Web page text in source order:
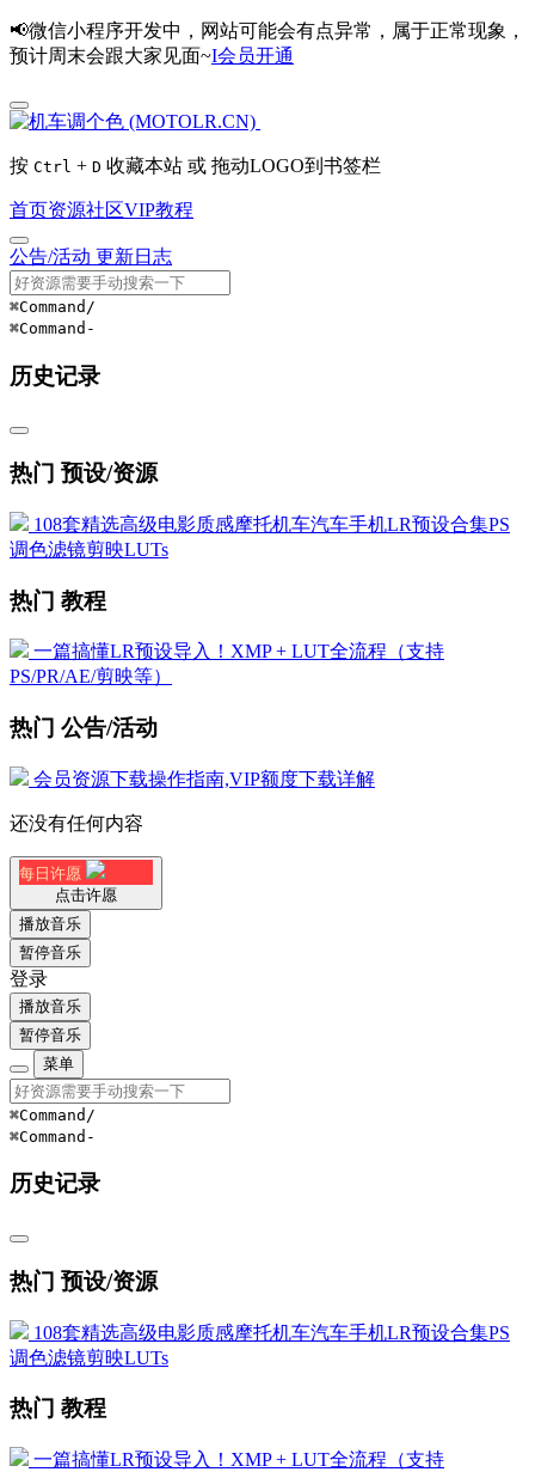
📢微信小程序开发中，网站可能会有点异常，属于正常现象，
预计周末会跟大家见面~I会员开通
按 Ctrl + D 收藏本站 或 拖动LOGO到书签栏
首页资源社区VIP教程
公告/活动 更新日志
⌘Command /
⌘Command -
历史记录
热门 预设/资源
108套精选高级电影质感摩托机车汽车手机LR预设合集PS
调色滤镜剪映LUTs
热门 教程
一篇搞懂LR预设导入！XMP + LUT全流程（支持
PS/PR/AE/剪映等）
热门 公告/活动
会员资源下载操作指南,VIP额度下载详解
还没有任何内容
每日许愿
点击许愿
播放音乐
暂停音乐
登录
播放音乐
暂停音乐
菜单
⌘Command /
⌘Command -
历史记录
热门 预设/资源
108套精选高级电影质感摩托机车汽车手机LR预设合集PS
调色滤镜剪映LUTs
热门 教程
一篇搞懂LR预设导入！XMP + LUT全流程（支持